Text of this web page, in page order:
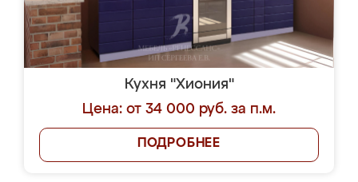
Кухня "Хиония"
Цена: от 34 000 руб. за п.м.
ПОДРОБНЕЕ